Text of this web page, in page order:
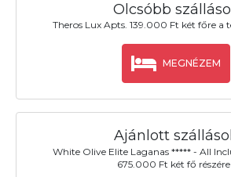
Olcsóbb
Theros Lux Apts. 139.000 Ft két főre a
MEGNÉZEM
Ajánlott
White Olive Elite Laganas ***** - All
675.000 Ft két fő részére